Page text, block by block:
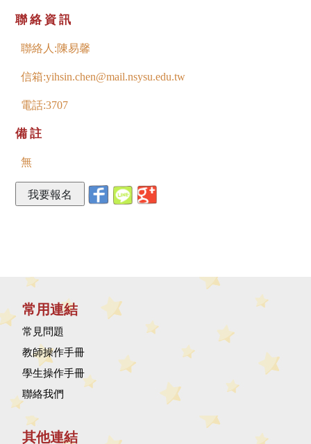
聯絡資訊
聯絡人:陳易馨
信箱:yihsin.chen@mail.nsysu.edu.tw
電話:3707
備註
無
常用連結
常見問題
教師操作手冊
學生操作手冊
聯絡我們
其他連結